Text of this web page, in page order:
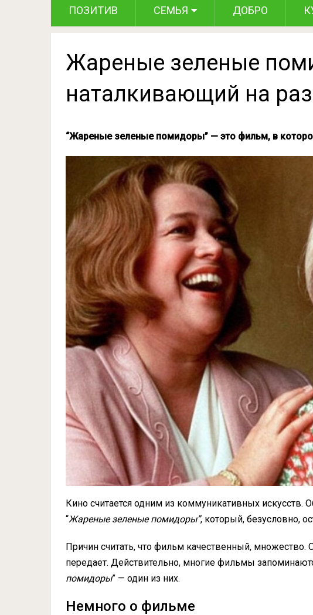
ПОЗИТИВ СЕМЬЯ ДОБРО
Жареные зеленые
наталкивающий на
“Жареные зеленые помидоры” — это фильм, в
Кино считается одним из коммуникативных искусств.
“Жареные зеленые помидоры”, который, безусловно,
Причин считать, что фильм качественный, множество.
передает. Действительно, многие фильмы
помидоры” — один из них.
Немного о фильме